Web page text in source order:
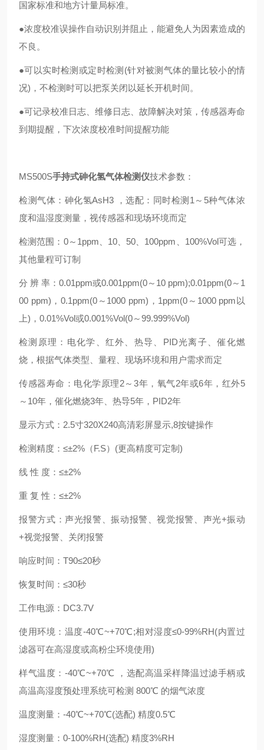
国家标准和地方计量局标准。
●浓度校准误操作自动识别并阻止，能避免人为因素造成的
不良。
●可以实时检测或定时检测(针对被测气体的量比较小的情
况)，不检测时可以把泵关闭以延长开机时间。
●可记录校准日志、维修日志、故障解决对策，传感器寿命
到期提醒，下次浓度校准时间提醒功能
MS500S手持式砷化氢气体检测仪技术参数：
检测气体：砷化氢AsH3 ，选配：同时检测1～5种气体浓
度和温湿度测量，视传感器和现场环境而定
检测范围：0～1ppm、10、50、100ppm、100%Vol可选，
其他量程可订制
分 辨 率：0.01ppm或0.001ppm(0～10 ppm);0.01ppm(0～1
00 ppm)，0.1ppm(0～1000 ppm)，1ppm(0～1000 ppm以
上)，0.01%Vol或0.001%Vol(0～99.999%Vol)
检测原理：电化学、红外、热导、PID光离子、催化燃
烧，根据气体类型、量程、现场环境和用户需求而定
传感器寿命：电化学原理2～3年，氧气2年或6年，红外5
～10年，催化燃烧3年、热导5年，PID2年
显示方式：2.5寸320X240高清彩屏显示,8按键操作
检测精度：≤±2%（F.S）(更高精度可定制)
线 性 度：≤±2%
重 复 性：≤±2%
报警方式：声光报警、振动报警、视觉报警、声光+振动
+视觉报警、关闭报警
响应时间：T90≤20秒
恢复时间：≤30秒
工作电源：DC3.7V
使用环境：温度-40℃~+70℃;相对湿度≤0-99%RH(内置过
滤器可在高湿度或高粉尘环境使用)
样气温度：-40℃~+70℃ ，选配高温采样降温过滤手柄或
高温高湿度预处理系统可检测 800℃ 的烟气浓度
温度测量：-40℃~+70℃(选配) 精度0.5℃
湿度测量：0-100%RH(选配) 精度3%RH